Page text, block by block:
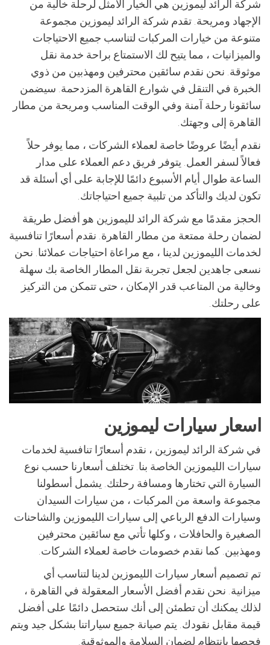
شركة الرائد ليموزين هي الخيار الأمثل لرحلة خالية من
الإجهاد ومريحة. تقدم شركة الرائد ليموزين مجموعة
متنوعة من خيارات المركبات لتناسب جميع الاحتياجات
والميزانيات ، مما يتيح لك الاستمتاع براحة خدمة نقل
موثوقة. نحن نقدم سائقين محترفين ومهذبين من ذوي
الخبرة في التنقل في شوارع القاهرة المزدحمة. سيضمن
سائقونا رحلة آمنة وفي الوقت المناسب ومريحة من مطار
القاهرة إلى وجهتك.
نقدم أيضًا عروضًا خاصة لعملاء الشركات ، مما يوفر حلاً
فعالاً لسفر العمل. يتوفر فريق دعم العملاء على مدار
الساعة طوال أيام الأسبوع دائمًا للإجابة على أي أسئلة قد
تكون لديك والتأكد من تلبية جميع احتياجاتك.
الحجز مقدمًا مع شركة الرائد لليموزين هو أفضل طريقة
لضمان رحلة ممتعة من مطار القاهرة. نقدم أسعارًا تنافسية
لخدمات الليموزين لدينا ، مع مراعاة احتياجات عملائنا. نحن
نسعى جاهدين لجعل تجربة نقل المطار الخاصة بك سهلة
وخالية من المتاعب قدر الإمكان ، حتى تتمكن من التركيز
على رحلتك.
اسعار سيارات ليموزين
في شركة الرائد ليموزين ، نقدم أسعارًا تنافسية لخدمات
سيارات الليموزين الخاصة بنا. تختلف أسعارنا حسب نوع
السيارة التي تختارها ومسافة رحلتك. يشمل أسطولنا
مجموعة واسعة من المركبات ، من سيارات السيدان
وسيارات الدفع الرباعي إلى سيارات الليموزين والشاحنات
الصغيرة والحافلات ، وكلها تأتي مع سائقين محترفين
ومهذبين. كما نقدم خصومات خاصة لعملاء الشركات.
تم تصميم أسعار سيارات الليموزين لدينا لتناسب أي
ميزانية. نحن نقدم أفضل الأسعار المعقولة في القاهرة ،
لذلك يمكنك أن تطمئن إلى أنك ستحصل دائمًا على أفضل
قيمة مقابل نقودك. يتم صيانة جميع سياراتنا بشكل جيد ويتم
فحصها بانتظام لضمان السلامة والموثوقية.